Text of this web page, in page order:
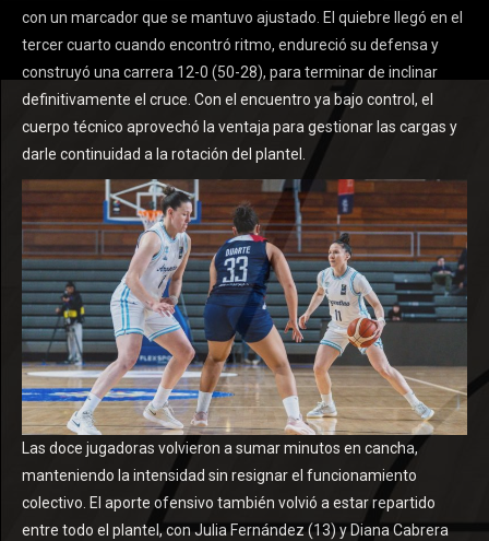
con un marcador que se mantuvo ajustado. El quiebre llegó en el
tercer cuarto cuando encontró ritmo, endureció su defensa y
construyó una carrera 12-0 (50-28), para terminar de inclinar
definitivamente el cruce. Con el encuentro ya bajo control, el
cuerpo técnico aprovechó la ventaja para gestionar las cargas y
darle continuidad a la rotación del plantel.
Las doce jugadoras volvieron a sumar minutos en cancha,
manteniendo la intensidad sin resignar el funcionamiento
colectivo. El aporte ofensivo también volvió a estar repartido
entre todo el plantel, con Julia Fernández (13) y Diana Cabrera